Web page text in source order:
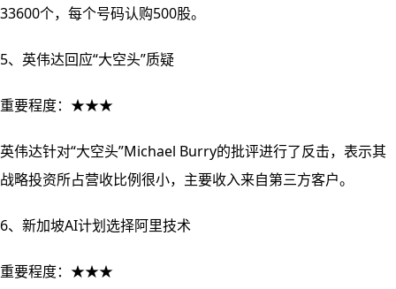
33600个，每个号码认购500股。
5、英伟达回应“大空头”质疑
重要程度：★★★
英伟达针对“大空头”Michael Burry的批评进行了反击，表示其
战略投资所占营收比例很小，主要收入来自第三方客户。
6、新加坡AI计划选择阿里技术
重要程度：★★★